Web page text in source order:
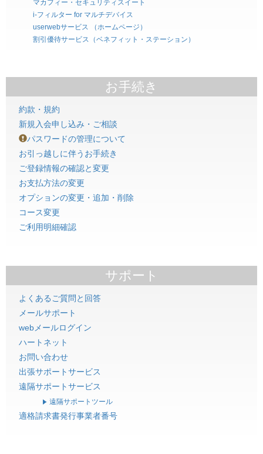
マカフィー・セキュリティスイート
i-フィルター for マルチデバイス
userwebサービス （ホームページ）
割引優待サービス（ベネフィット・ステーション）
お手続き
約款・規約
新規入会申し込み・ご相談
パスワードの管理について
お引っ越しに伴うお手続き
ご登録情報の確認と変更
お支払方法の変更
オプションの変更・追加・削除
コース変更
ご利用明細確認
サポート
よくあるご質問と回答
メールサポート
webメールログイン
ハートネット
お問い合わせ
出張サポートサービス
遠隔サポートサービス
遠隔サポートツール
適格請求書発行事業者番号